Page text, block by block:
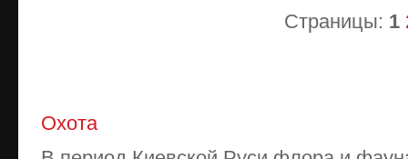
Страницы: 1
Охота